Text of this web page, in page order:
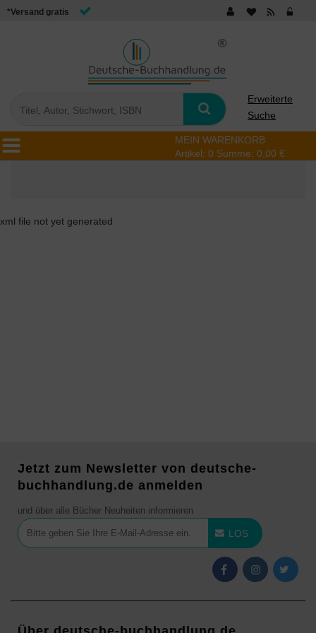
*Versand gratis
Erweiterte
Suche
MEIN WARENKORB
Artikel: 0 Summe: 0,00 €
xml file not yet generated
Jetzt zum Newsletter von deutsche-
buchhandlung.de anmelden
und über alle Bücher Neuheiten informieren
LOS